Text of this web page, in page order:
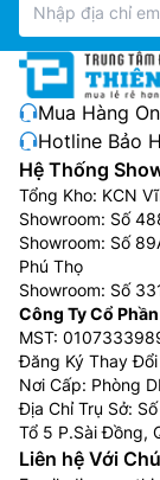
Mua Hàng
Hotline Bảo
Hệ Thống
Tổng Kho: KCN
Showroom: Số
Showroom: Số
Phú Thọ
Showroom: Số
Công Ty Cổ
MST:
Đăng Ký Thay
Nơi Cấp: Phòng
Địa Chỉ Trụ Sở:
Tổ 5 P.Sài Đồng,
Liên hệ Với